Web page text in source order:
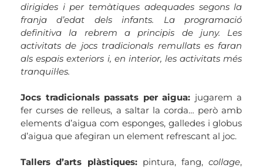
dirigides i per temàtiques adequades segons la
franja d’edat dels infants. La programació
definitiva la rebrem a principis de juny. Les
activitats de jocs tradicionals remullats es faran
als espais exteriors i, en interior, les activitats més
tranquil·les.
Jocs tradicionals passats per aigua: jugarem a
fer curses de relleus, a saltar la corda… però amb
elements d’aigua com esponges, galledes i globus
d’aigua que afegiran un element refrescant al joc.
Tallers d’arts plàstiques: pintura, fang,collage,